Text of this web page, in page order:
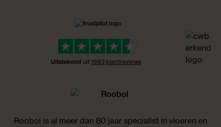
Roobol is al meer dan 80 jaar specialist in vloeren en
Uitstekend uit 1983 klantreviews